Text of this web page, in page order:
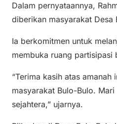
Dalam pernyataannya,
diberikan masyarakat Desa
Ia berkomitmen untuk
membuka ruang partisipasi
“Terima kasih atas
masyarakat Bulo-Bulo.
sejahtera,” ujarnya.